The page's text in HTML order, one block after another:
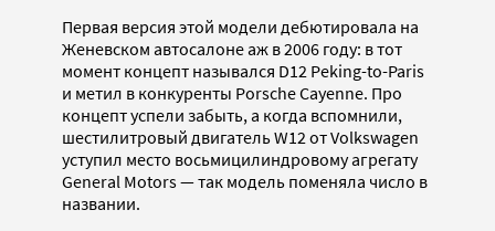
Первая версия этой модели дебютировала на
Женевском автосалоне аж в 2006 году: в тот
момент концепт назывался D12 Peking-to-Paris
и метил в конкуренты Porsche Cayenne. Про
концепт успели забыть, а когда вспомнили,
шестилитровый двигатель W12 от Volkswagen
уступил место восьмицилиндровому агрегату
General Motors — так модель поменяла число в
названии.